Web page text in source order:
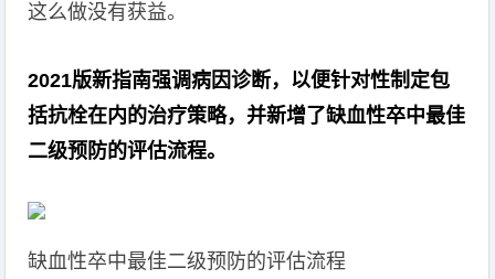
这么做没有获益。
2021版新指南强调病因诊断，以便针对性制定包
括抗栓在内的治疗策略，并新增了缺血性卒中最佳
二级预防的评估流程。
缺血性卒中最佳二级预防的评估流程